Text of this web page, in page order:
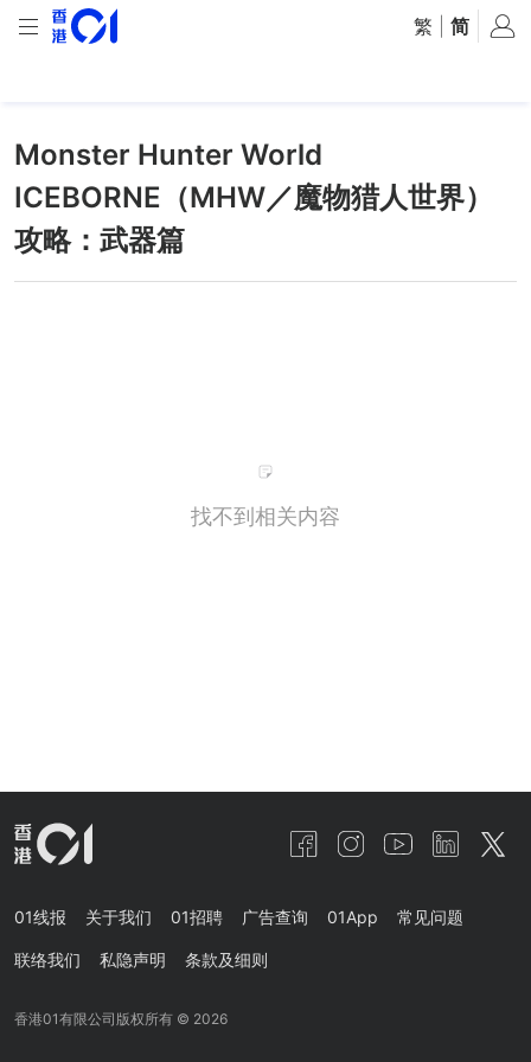
繁 简
Monster Hunter World
ICEBORNE（MHW／魔物猎人世界）
攻略：武器篇
找不到相关内容
01线报 关于我们 01招聘 广告查询 01App 常见问题
联络我们 私隐声明 条款及细则
香港01有限公司版权所有 © 2026